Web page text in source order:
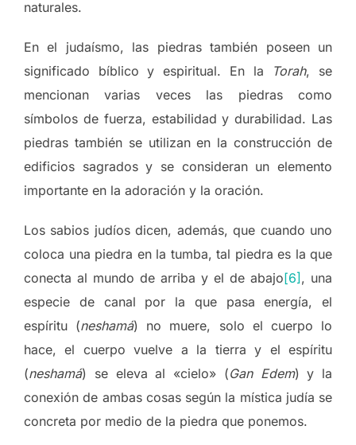
naturales.
En el judaísmo, las piedras también poseen un
significado bíblico y espiritual. En la
Torah, se
mencionan varias veces las piedras como
símbolos de fuerza, estabilidad y durabilidad. Las
piedras también se utilizan en la construcción de
edificios sagrados y se consideran un elemento
importante en la adoración y la oración.
Los sabios judíos dicen, además, que cuando uno
coloca una piedra en la tumba, tal piedra es la que
conecta al mundo de arriba y el de abajo[6], una
especie de canal por la que pasa energía, el
espíritu (neshamá) no muere, solo el cuerpo lo
hace, el cuerpo vuelve a la tierra y el espíritu
(neshamá) se eleva al «cielo» (Gan Edem) y la
conexión de ambas cosas según la mística judía se
concreta por medio de la piedra que ponemos.